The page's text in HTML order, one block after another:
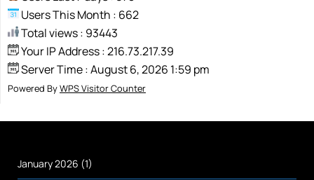
Users This Month : 662
Total views : 93443
Your IP Address : 216.73.217.39
Server Time : August 6, 2026 1:59 pm
Powered ByWPS Visitor Counter
January 2026 (1)